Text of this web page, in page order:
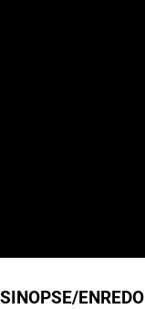
SINOPSE/ENREDO